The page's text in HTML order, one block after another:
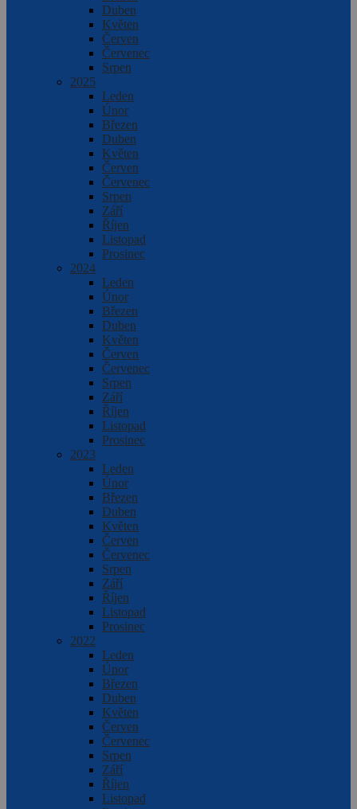
Duben
Květen
Červen
Červenec
Srpen
2025
Leden
Únor
Březen
Duben
Květen
Červen
Červenec
Srpen
Září
Říjen
Listopad
Prosinec
2024
Leden
Únor
Březen
Duben
Květen
Červen
Červenec
Srpen
Září
Říjen
Listopad
Prosinec
2023
Leden
Únor
Březen
Duben
Květen
Červen
Červenec
Srpen
Září
Říjen
Listopad
Prosinec
2022
Leden
Únor
Březen
Duben
Květen
Červen
Červenec
Srpen
Září
Říjen
Listopad